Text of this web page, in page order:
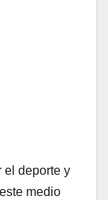
el deporte y
medio